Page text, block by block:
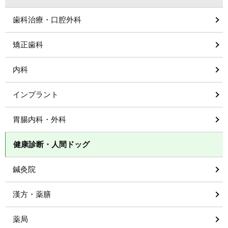
歯科治療・口腔外科
矯正歯科
内科
インプラント
胃腸内科・外科
健康診断・人間ドッグ
鍼灸院
漢方・薬膳
薬局